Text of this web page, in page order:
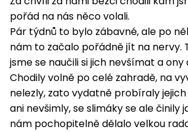
pořád na nás něco volali.
Pár týdnů to bylo zábavné, ale po
nám to začalo pořádně jít na nervy.
jsme se naučili si jich nevšímat a ony
Chodily volně po celé zahradě, na
nelezly, zato vydatně probíraly jejich
ani nevšimly, se slimáky se ale činily
nám pochopitelně dělalo velkou